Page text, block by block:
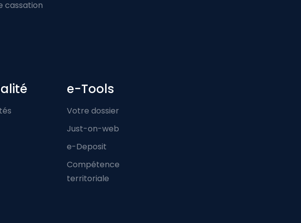
cassation
e-Tools
Votre dossier
Just-on-web
e-Deposit
Compétence
territoriale